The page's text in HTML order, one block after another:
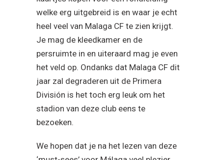
het veld op. Ondanks dat Malaga CF dit
jaar zal degraderen uit de Primera
División is het toch erg leuk om het
stadion van deze club eens te
bezoeken.
We hopen dat je na het lezen van deze
‘must-sees’ voor Málaga veel plezier
zult beleven in deze stad. Buiten de tips
welke we hierboven hebben beschreven
zijn er nog genoeg musea, winkelcentra,
pleinen en bijzondere plekken te vinden